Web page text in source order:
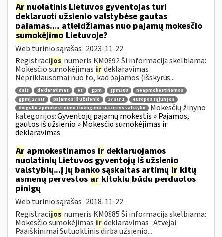
Ar nuolatinis Lietuvos gyventojas turi
deklaruoti užsienio valstybėse gautas
pajamas..., atleidžiamas nuo pajamų mokesčio
sumokėjimo Lietuvoje?
Web turinio sąrašas 2023-11-22
Registracijos numeris KM0892 Ši informacija skelbiama:
Mokesčio sumokėjimas irdeklaravimas
Nepriklausomai nuo to, kad pajamos (išskyrus...
dais deklaravimas es gpm gpm308
neapmokestinamos
gpmį 27 str
pajamos iš užsienio 37 str 1
europos sąjungos
dvigubo apmokestinimo išvengimo sutarties valstybė
Mokesčių žinyno
kategorijos:Gyventojų pajamų mokestis » Pajamos,
gautos iš užsienio » Mokesčio sumokėjimas ir
deklaravimas
Ar apmokestinamos ir deklaruojamos
nuolatinių Lietuvos gyventojų iš užsienio
valstybių...į jų banko sąskaitas artimų ir kitų
asmenų pervestos ar kitokiu būdu perduotos
pinigų
Web turinio sąrašas 2018-11-22
Registracijos numeris KM0885 Ši informacija skelbiama:
Mokesčio sumokėjimas irdeklaravimas Atvejai
Paaiškinimai Sutuoktinis dirba užsienio...